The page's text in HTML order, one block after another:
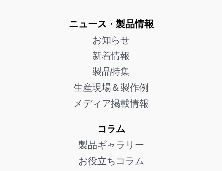
ニュース・製品情報
お知らせ
新着情報
製品特集
生産現場＆製作例
メディア掲載情報
コラム
製品ギャラリー
お役立ちコラム